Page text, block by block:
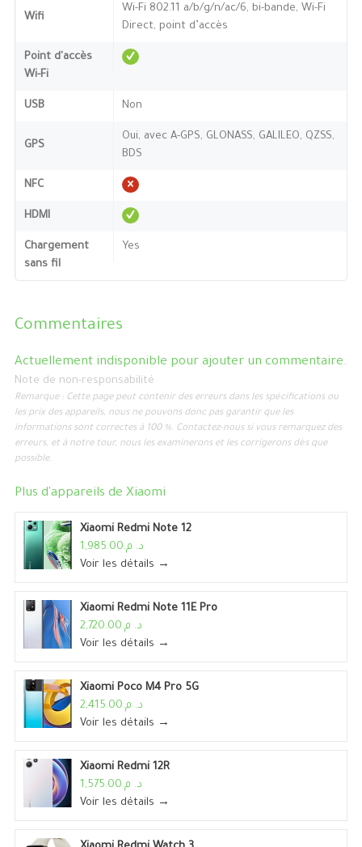
Wifi
Wi-Fi 802.11 a/b/g/n/ac/6, bi-bande, Wi-Fi
Direct, point d’accès
Point d'accès
Wi-Fi
USB Non
GPS
Oui, avec A-GPS, GLONASS, GALILEO, QZSS,
BDS
NFC
HDMI
Chargement
sans fil
Yes
Commentaires
Actuellement indisponible pour ajouter un commentaire.
Note de non-responsabilité
Remarque : Cette page peut contenir des erreurs dans les spécifications ou
les prix des appareils, nous ne pouvons donc pas garantir que les
informations sont correctes à 100 %. Contactez-nous si vous remarquez des
erreurs, et à notre tour, nous les examinerons et les corrigerons dès que
possible.
Plus d'appareils de Xiaomi
Xiaomi Redmi Note 12
د. م.1,985.00
Voir les détails →
Xiaomi Redmi Note 11E Pro
د. م.2,720.00
Voir les détails →
Xiaomi Poco M4 Pro 5G
د. م.2,415.00
Voir les détails →
Xiaomi Redmi 12R
د. م.1,575.00
Voir les détails →